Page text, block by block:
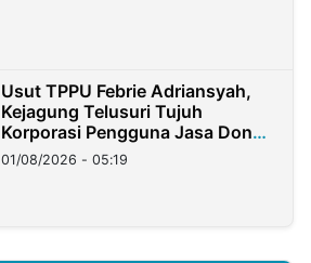
Usut TPPU Febrie Adriansyah,
Kejagung Telusuri Tujuh
Korporasi Pengguna Jasa Don
Ritto
01/08/2026 - 05:19